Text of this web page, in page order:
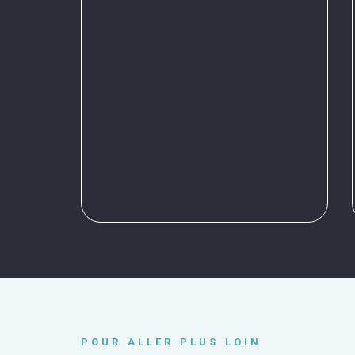
POUR ALLER PLUS LOIN